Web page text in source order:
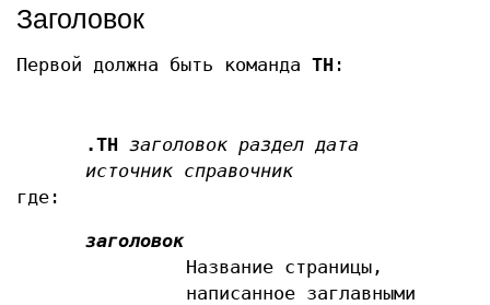
Заголовок
Первой должна быть команда TH :
.TH заголовок раздел дата
источник справочник
где:
заголовок
Название страницы,
написанное заглавными